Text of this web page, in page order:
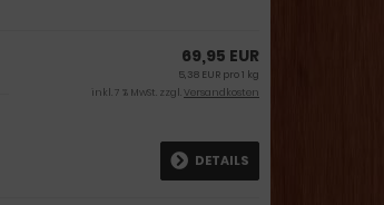
69,95 EUR
5,38 EUR pro 1 kg
inkl. 7 % MwSt. zzgl.Versandkosten
DETAILS